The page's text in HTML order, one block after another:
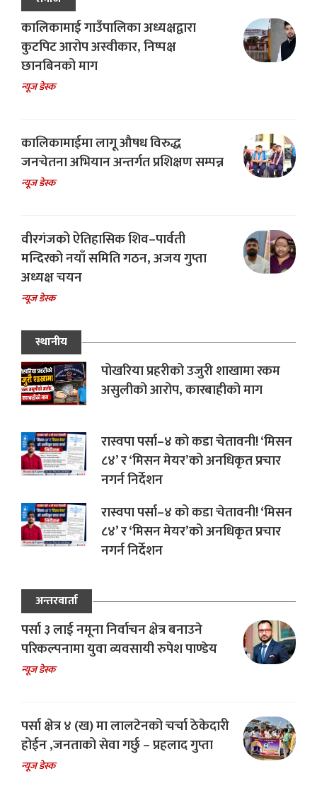
कालिकामाई गाउँपालिका अध्यक्षद्वारा
कुटपिट आरोप अस्वीकार, निष्पक्ष
छानबिनको माग
न्यूज डेस्क
कालिकामाईमा लागू औषध विरुद्ध
जनचेतना अभियान अन्तर्गत प्रशिक्षण सम्पन्न
न्यूज डेस्क
वीरगंजको ऐतिहासिक शिव–पार्वती
मन्दिरको नयाँ समिति गठन, अजय गुप्ता
अध्यक्ष चयन
न्यूज डेस्क
स्थानीय
पोखरिया प्रहरीको उजुरी शाखामा रकम
असुलीको आरोप, कारबाहीको माग
रास्वपा पर्सा–४ को कडा चेतावनी! ‘मिसन
८४’ र ‘मिसन मेयर’को अनधिकृत प्रचार
नगर्न निर्देशन
रास्वपा पर्सा–४ को कडा चेतावनी! ‘मिसन
८४’ र ‘मिसन मेयर’को अनधिकृत प्रचार
नगर्न निर्देशन
अन्तरवार्ता
पर्सा ३ लाई नमूना निर्वाचन क्षेत्र बनाउने
परिकल्पनामा युवा व्यवसायी रुपेश पाण्डेय
न्यूज डेस्क
पर्सा क्षेत्र ४ (ख) मा लालटेनको चर्चा ठेकेदारी
होईन ,जनताको सेवा गर्छु – प्रहलाद गुप्ता
न्यूज डेस्क